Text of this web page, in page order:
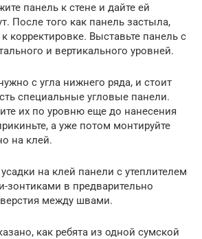
панель к стене и дайте ей
После того как панель застыла,
корректировке. Выставьте панель с
и вертикального уровней.
с угла нижнего ряда, и стоит
специальные угловые панели.
их по уровню еще до нанесения
а уже потом монтируйте
на клей.
на клей панели с утеплителем
зонтиками в предварительно
между швами.
как ребята из одной сумской